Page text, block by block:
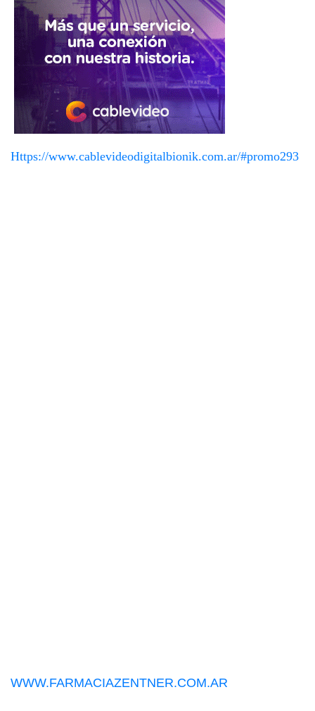
Https://www.cablevideodigitalbionik.com.ar/#promo293
WWW.FARMACIAZENTNER.COM.AR